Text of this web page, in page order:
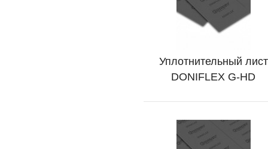
Подробно
Уплотнительный лист
DONIFLEX G-HD